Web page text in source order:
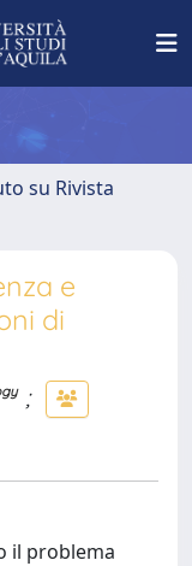
su Rivista
e
di
;
il problema